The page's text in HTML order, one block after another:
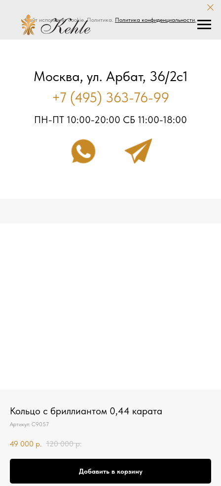
Сайт использует cookie. Политика. Политика конфиденциальности.
+7 (495) 363-76-99
ПН-ПТ 10:00-20:00 СБ 11:00-18:00
Кольцо с бриллиантом 0,44 карата
Артикул: С9057
49 000 р. 120 000 р.
Добавить в корзину